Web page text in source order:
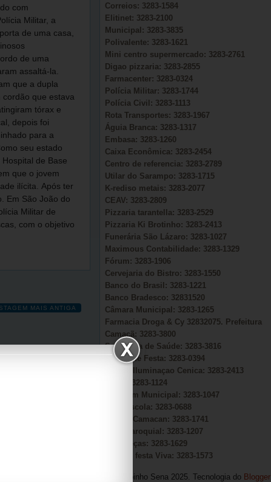
com
Militar, a
de uma casa,
de uma
assaltá-la.
que a dupla
cordão que estava
tórax e
depois foi
para a
seu estado
de Base
que o jovem
ilícita. Após ter
Em São João do
Militar de
com o objetivo
MAIS ANTIGA
Correios: 3283-1584
Elitinet: 3283-2100
Municipal: 3283-3835
Polivalente: 3283-1621
Mini centro supermercado: 3283-2761
Digao pizzaria: 3283-2855
Farmacenter: 3283-0324
Polícia Militar: 3283-1744
Polícia Civil: 3283-1113
Rota Transportes: 3283-1967
Águia Branca: 3283-1317
Embasa: 3283-1260
Caixa Econômica: 3283-2454
Centro de referencia: 3283-2789
Utilar do Sarampo: 3283-1715
K-rediso metais: 3283-2077
CEAV: 3283-2809
Pizzaria tarantella: 3283-2529
Pizzaria Ki Brotinho: 3283-2413
Funerária São Lázaro: 3283-1027
Maximous Contabilidade: 3283-1329
Fórum: 3283-1906
Cervejaria do Bistro: 3283-1550
Banco do Brasil: 3283-1221
Banco Bradesco: 32831520
Câmara Municipal: 3283-1265
Farmacia Droga & Cy 32832075. Prefeitura
Camacã: 3283-3800
Secretária de Saúde: 3283-3816
Sonho de Festa: 3283-0394
AmmC Iluminaçao Cenica: 3283-2413
CAPS: 3283-1124
Garagem Municipal: 3283-1047
Auto Escola: 3283-0688
Viação Camacan: 3283-1741
Casa Paroquial: 3283-1207
Bike Peças: 3283-1629
Espaço festa Viva: 3283-1573
Jabinho Sena 2025. Tecnologia do Blogger.